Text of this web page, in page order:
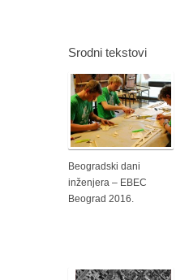
Srodni tekstovi
Beogradski dani
inženjera – EBEC
Beograd 2016.